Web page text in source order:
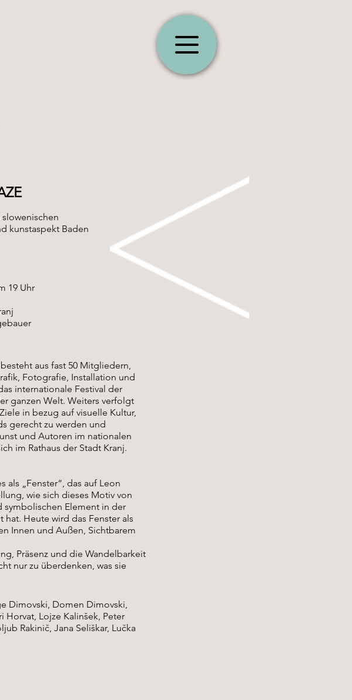
kunstaspekt Baden
19 Uhr
aus fast 50 Mitgliedern,
Fotografie, Installation und
internationale Festival der
ganzen Welt. Weiters verfolgt
in bezug auf visuelle Kultur,
gerecht zu werden und
und Autoren im nationalen
im Rathaus der Stadt Kranj.
als „Fenster“, das auf Leon
wie sich dieses Motiv von
Element in der
Heute wird das Fenster als
Innen und Außen, Sichtbarem
Präsenz und die Wandelbarkeit
nur zu überdenken, was sie
Dimovski, Domen Dimovski,
Horvat, Lojze Kalinšek, Peter
Rakinič, Jana Seliškar, Lučka